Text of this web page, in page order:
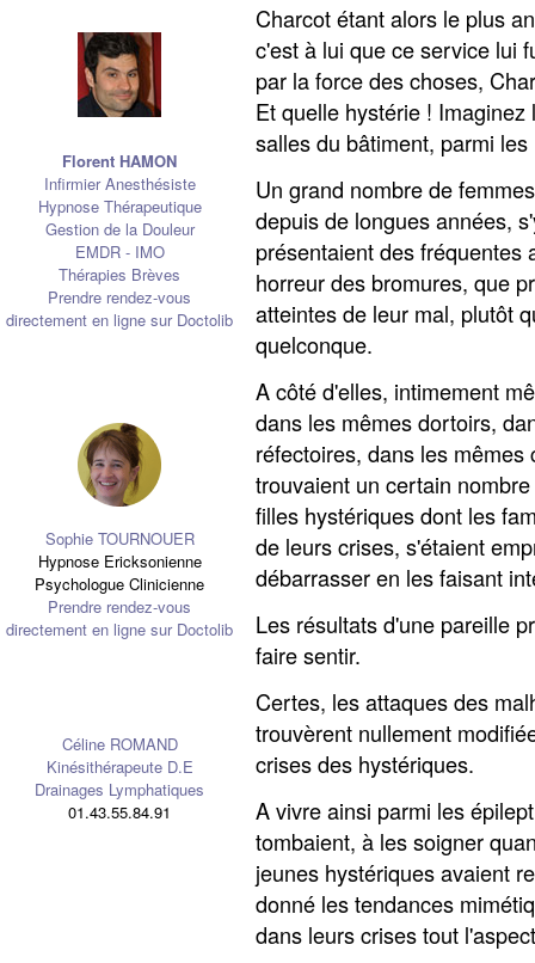
Florent HAMON
Infirmier Anesthésiste
Hypnose Thérapeutique
Gestion de la Douleur
EMDR - IMO
Thérapies Brèves
Prendre rendez-vous
directement en ligne sur Doctolib
Sophie TOURNOUER
Hypnose Ericksonienne
Psychologue Clinicienne
Prendre rendez-vous
directement en ligne sur Doctolib
Céline ROMAND
Kinésithérapeute D.E
Drainages Lymphatiques
01.43.55.84.91
Charcot étant alors le plus
c'est à lui que ce service lui
par la force des choses,
Et quelle hystérie !
salles du bâtiment, parmi
Un grand nombre de
depuis de longues années,
présentaient des fréquentes
horreur des bromures, que
atteintes de leur mal, plutôt
quelconque.
A côté d'elles, intimement
dans les mêmes dortoirs,
réfectoires, dans les mêmes
trouvaient un certain
filles hystériques dont les
de leurs crises, s'étaient
débarrasser en les faisant
Les résultats d'une pareille
faire sentir.
Certes, les attaques des
trouvèrent nullement
crises des hystériques.
A vivre ainsi parmi les
tombaient, à les soigner
jeunes hystériques avaient
donné les tendances
dans leurs crises tout